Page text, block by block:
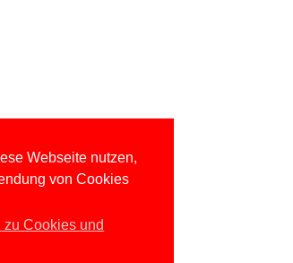
Webseite nutzen,
von Cookies
Cookies und